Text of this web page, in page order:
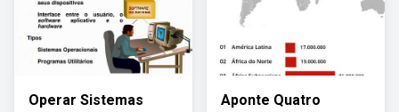
Operar Sistemas
Aponte Quatro